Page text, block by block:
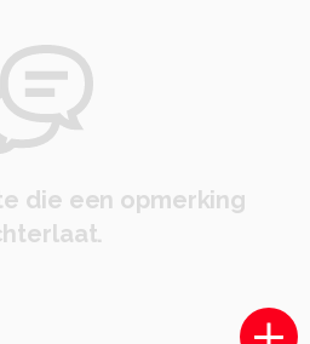
die een opmerking